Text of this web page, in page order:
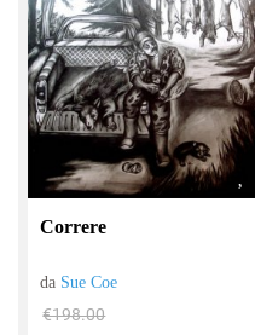
Correre
da Sue Coe
€198.00